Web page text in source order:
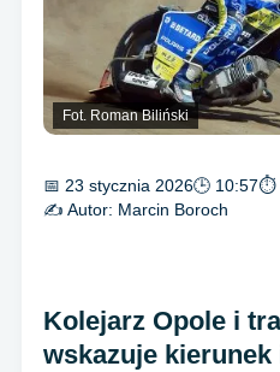
Fot. Roman Biliński
📅 23 stycznia 2026🕒 10:57⏱
✍️ Autor: Marcin Boroch
Kolejarz Opole i
wskazuje